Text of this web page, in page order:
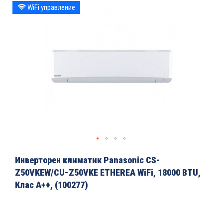
Преминете
към
WiFi управление
към
началото
на
галерия
Инверторен климатик Panasonic CS-
Z50VKEW/CU-Z50VKE ETHEREA WiFi, 18000 BTU,
Клас A++, (100277)